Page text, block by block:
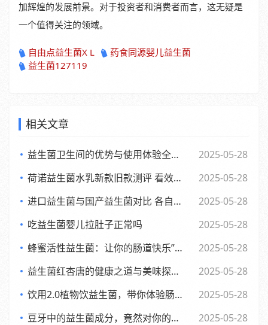
加辉煌的发展前景。对于投资者和消费者而言，这无疑是
一个值得关注的领域。
自由点益生菌X L
药食同源婴儿益生菌
益生菌127119
相关文章
益生菌卫生间的优势与使用体验全面解析
2025-05-28
荷诺益生菌水乳新款旧款测评 看效果差异与使用感受
2025-05-28
进口益生菌与国产益生菌对比 各自优势及消费者该如何选择
2025-05-28
吃益生菌婴儿拉肚子正常吗
2025-05-28
蜂蜜活性益生菌：让你的肠道快乐”起来，享受生活每一天
2025-05-28
益生菌红杏唐的健康之道与美味探索之旅
2025-05-28
饮用2.0植物饮益生菌，带你体验肠道的全新活力风暴
2025-05-28
豆牙中的益生菌成分，竟然对你的肠道有如此奇妙的影响
2025-05-28